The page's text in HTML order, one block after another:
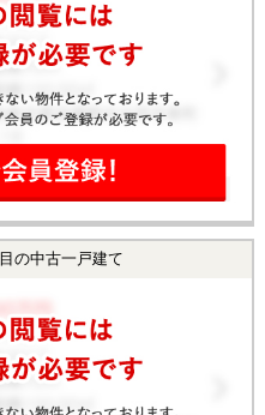
の中古一戸建て